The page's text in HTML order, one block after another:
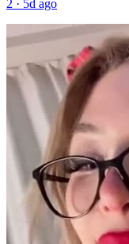
2 · 5d ago